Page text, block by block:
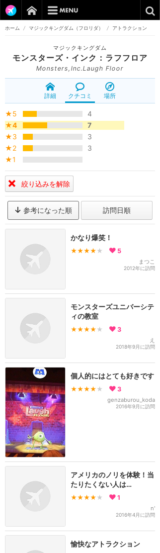
ホーム / マジックキングダム（フロリダ） / アトラクション
マジックキングダム
モンスターズ・インク：ラフフロア
Monsters,Inc.Laugh Floor
詳細 クチコミ 場所
★5
4
★4
7
★3
3
★2
3
★1
絞り込みを解除
参考になった順 訪問日順
かなり爆笑！
★★★★ ★ 5
まつこ
2012年に訪問
モンスターズユニバーシテ
ィの教室
★★★★ ★ 3
え
2018年9月に訪問
個人的にはとても好きです
★★★★ ★ 3
genzaburou_koda
2016年9月に訪問
アメリカのノリを体験！当
たりたくない人は…
★★★★ ★ 1
n'
2016年4月に訪問
愉快なアトラクション